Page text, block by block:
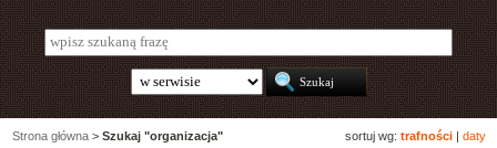
sortuj wg: trafności daty
Strona główna > Szukaj "organizacja"